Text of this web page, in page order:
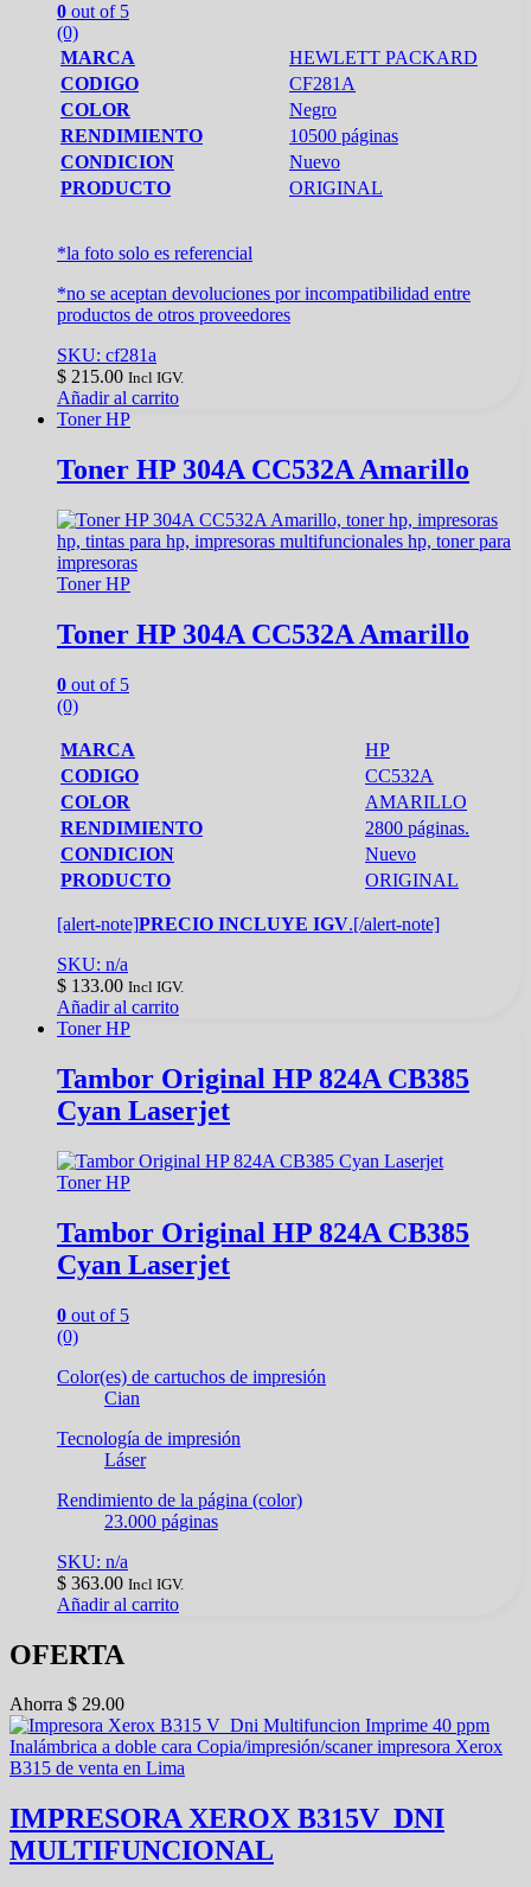
0 out of 5
(0)
MARCA
HEWLETT PACKARD
CODIGO
CF281A
COLOR
Negro
RENDIMIENTO
10500 páginas
CONDICION
Nuevo
PRODUCTO
ORIGINAL
*la foto solo es referencial
*no se aceptan devoluciones por incompatibilidad entre
productos de otros proveedores
SKU: cf281a
$ 215.00 Incl IGV.
Añadir al carrito
Toner HP
Toner HP 304A CC532A Amarillo
Toner HP
Toner HP 304A CC532A Amarillo
0 out of 5
(0)
MARCA
HP
CODIGO
CC532A
COLOR
AMARILLO
RENDIMIENTO
2800 páginas.
CONDICION
Nuevo
PRODUCTO
ORIGINAL
[alert-note]PRECIO INCLUYE IGV.[/alert-note]
SKU: n/a
$ 133.00 Incl IGV.
Añadir al carrito
Toner HP
Tambor Original HP 824A CB385
Cyan Laserjet
Toner HP
Tambor Original HP 824A CB385
Cyan Laserjet
0 out of 5
(0)
Color(es) de cartuchos de impresión
Cian
Tecnología de impresión
Láser
Rendimiento de la página (color)
23.000 páginas
SKU: n/a
$ 363.00 Incl IGV.
Añadir al carrito
OFERTA
Ahorra $ 29.00
IMPRESORA XEROX B315V_DNI
MULTIFUNCIONAL